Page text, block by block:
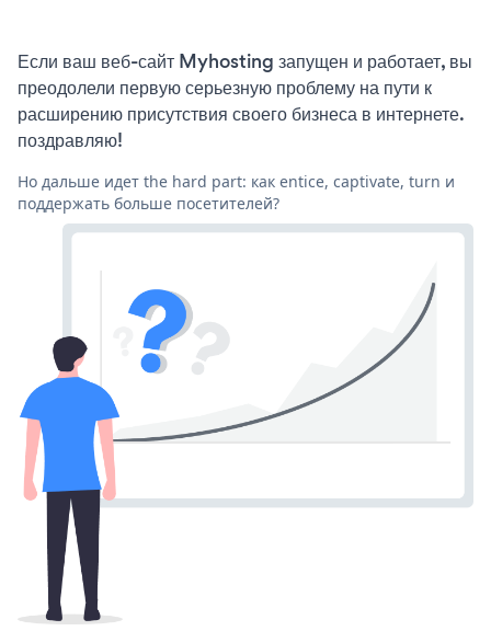
Если ваш веб-сайт Myhosting запущен и работает, вы
преодолели первую серьезную проблему на пути к
расширению присутствия своего бизнеса в интернете.
поздравляю!
Но дальше идет the hard part: как entice, captivate, turn и
поддержать больше посетителей?